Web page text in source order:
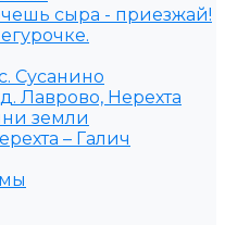
сыра - приезжай!
Сусанино
Лаврово, Нерехта
земли
– Галич